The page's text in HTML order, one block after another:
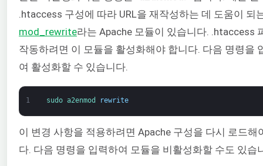
.htaccess 구성에 따라 URL을 재작성하는 데 도움이 되
mod_rewrite라는 Apache 모듈이 있습니다. .htaccess
작동하려면 이 모듈을 활성화해야 합니다. 다음 명령을
여 활성화할 수 있습니다.
1 sudo a2enmod rewrite
이 변경 사항을 적용하려면 Apache 구성을 다시 로드해
다. 다음 명령을 입력하여 모듈을 비활성화할 수도 있습